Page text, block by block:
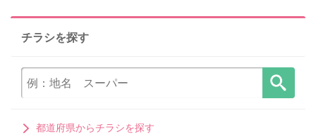
チラシを探す
都道府県からチラシを探す